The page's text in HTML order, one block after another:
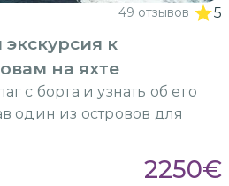
49 отзывов 5
к
на яхте
с борта и узнать об его
один из островов для
2250€